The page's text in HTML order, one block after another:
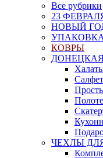
Все рубрики
23
НОВЫЙ
КОВРЫ
ЧЕХЛЫ